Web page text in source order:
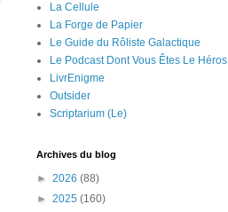
La Cellule
La Forge de Papier
Le Guide du Rôliste Galactique
Le Podcast Dont Vous Êtes Le Héros
LivrEnigme
Outsider
Scriptarium (Le)
Archives du blog
► 2026 (88)
► 2025 (160)